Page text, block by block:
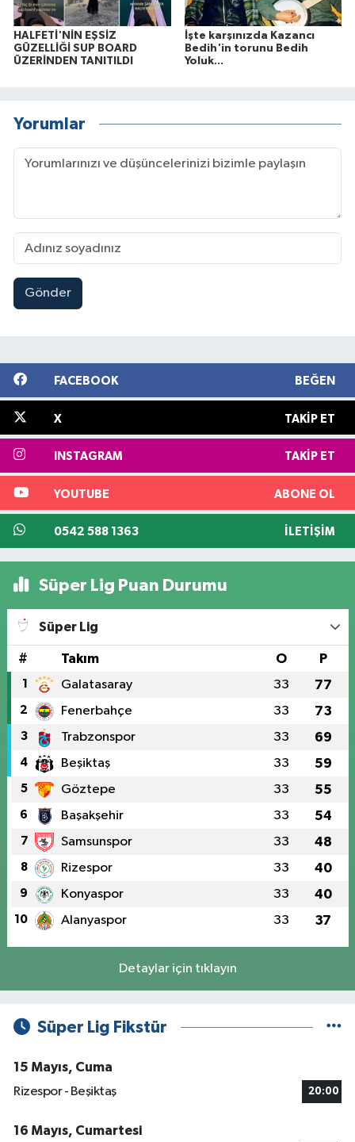
HALFETİ'NİN EŞSİZ
GÜZELLİĞİ SUP BOARD
ÜZERİNDEN TANITILDI
İşte karşınızda Kazancı
Bedih'in torunu Bedih
Yoluk...
Yorumlar
Gönder
FACEBOOK BEĞEN
X TAKIP ET
INSTAGRAM TAKIP ET
YOUTUBE ABONE OL
0542 588 1363 İLETIŞIM
Süper Lig Puan Durumu
Süper Lig
# Takım O P
1 Galatasaray 33 77
2 Fenerbahçe 33 73
3 Trabzonspor 33 69
4 Beşiktaş 33 59
5 Göztepe 33 55
6 Başakşehir 33 54
7 Samsunspor 33 48
8 Rizespor 33 40
9 Konyaspor 33 40
10 Alanyaspor 33 37
Detaylar için tıklayın
Süper Lig Fikstür
15 Mayıs, Cuma
Rizespor - Beşiktaş
20:00
16 Mayıs, Cumartesi